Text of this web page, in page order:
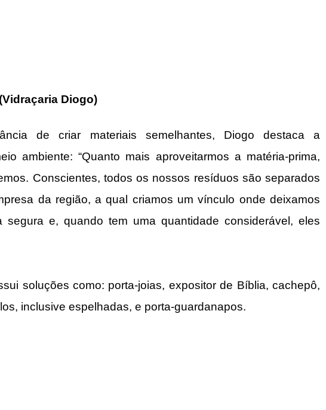
Diogo)
de criar materiais semelhantes, Diogo destaca a
ambiente: “Quanto mais aproveitarmos a matéria-prima,
Conscientes, todos os nossos resíduos são separados
da região, a qual criamos um vínculo onde deixamos
segura e, quando tem uma quantidade considerável, eles
soluções como: porta-joias, expositor de Bíblia, cachepô,
inclusive espelhadas, e porta-guardanapos.